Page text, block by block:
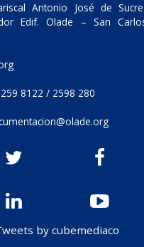
Antonio José de
Edif. Olade – San
8122 / 2598 280
by cubemediaco